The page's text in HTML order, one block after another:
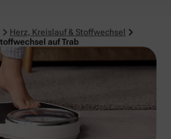
Herz, Kreislauf & Stoffwechsel
auf Trab